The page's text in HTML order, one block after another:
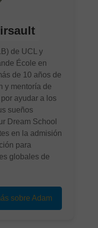
de UCL y
École en
de 10 años de
y mentoría de
ayudar a los
sueños
Dream School
en la admisión
para
globales de
sobre Adam